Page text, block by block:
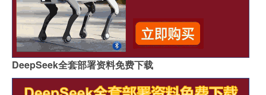
DeepSeek全套部署资料免费下载